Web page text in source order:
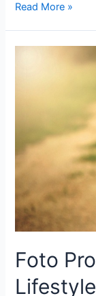
Read More »
Foto
yang
Lebih
Baik?